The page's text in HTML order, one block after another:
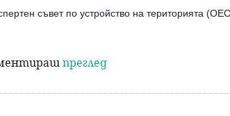
съвет по устройство на територията
преглед